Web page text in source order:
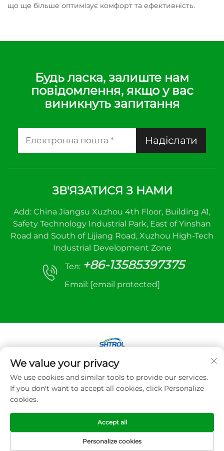
що ще більше оптимізує комфорт та ефективність.
Будь ласка, залиште нам
повідомлення, якщо у вас
виникнуть запитання
Надіслати
ЗВ'ЯЗАТИСЯ З НАМИ
Add: China Jiangsu Xuzhou 4th Floor, Building A1,
Safety Technology Industrial Park, East of Yinshan
Road and South of Lijiang Road, Xuzhou High-Tech
Industrial Development Zone
Тел: +86-13585397375
Email: [email protected]
Авторське право © 2025 Xuzhou sanhe
automatic control equipment Co., LTD. Всі права
захищено
We value your privacy
We use cookies and similar tools to provide our services.
If you don't want to accept all cookies, click Personalize
cookies.
Personalize cookies
Accept all